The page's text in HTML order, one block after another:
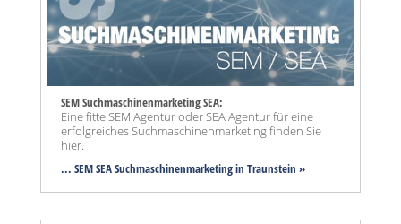
SEM Suchmaschinenmarketing SEA:
Eine fitte SEM Agentur oder SEA Agentur für eine
erfolgreiches Suchmaschinenmarketing finden Sie
hier.
... SEM SEA Suchmaschinenmarketingin Traunstein »